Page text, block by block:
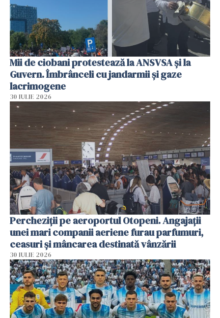
Mii de ciobani protestează la ANSVSA și la
Guvern. Îmbrânceli cu jandarmii și gaze
lacrimogene
30 IULIE 2026
Percheziții pe aeroportul Otopeni. Angajații
unei mari companii aeriene furau parfumuri,
ceasuri și mâncarea destinată vânzării
30 IULIE 2026